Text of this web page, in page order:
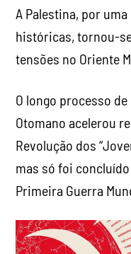
A Palestina, por
históricas, tornou-
tensões no Oriente
O longo processo
Otomano acelerou
Revolução dos
mas só foi
Primeira Guerra